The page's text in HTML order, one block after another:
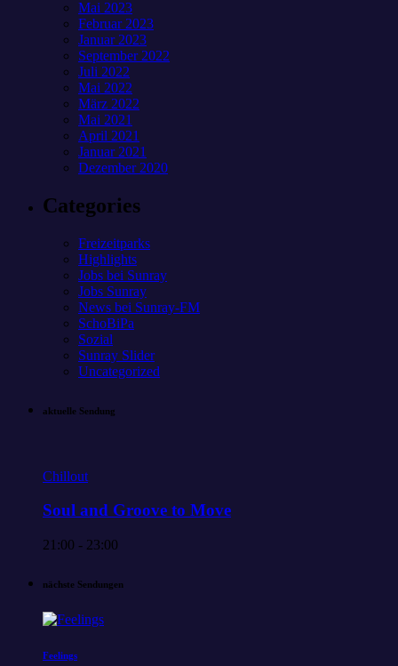
Mai 2023
Februar 2023
Januar 2023
September 2022
Juli 2022
Mai 2022
März 2022
Mai 2021
April 2021
Januar 2021
Dezember 2020
Categories
Freizeitparks
Highlights
Jobs bei Sunray
Jobs Sunray
News bei Sunray-FM
SchoBiPa
Sozial
Sunray Slider
Uncategorized
aktuelle Sendung
Chillout
Soul and Groove to Move
21:00 - 23:00
nächste Sendungen
Feelings